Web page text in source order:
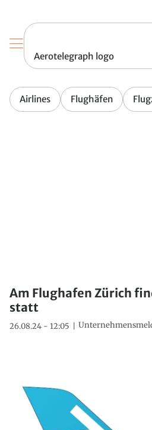
Aerotelegraph logo
Airlines Flughäfen
Am Flughafen Zürich
statt
26.08.24 - 12:05